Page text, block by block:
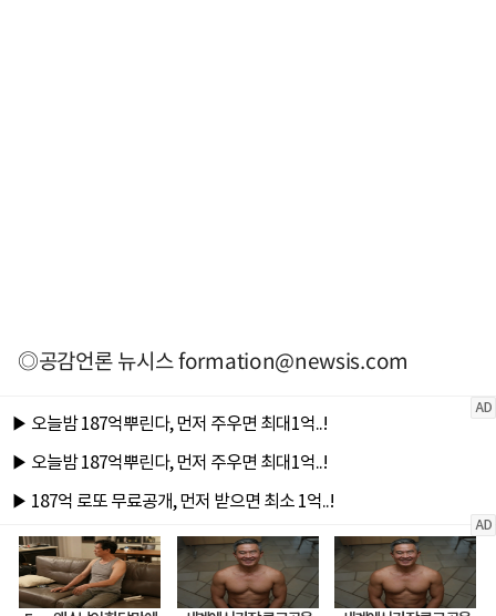
◎공감언론 뉴시스formation@newsis.com